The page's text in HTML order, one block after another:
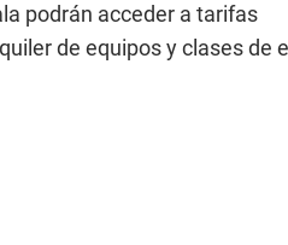
podrán acceder a tarifas
de equipos y clases de